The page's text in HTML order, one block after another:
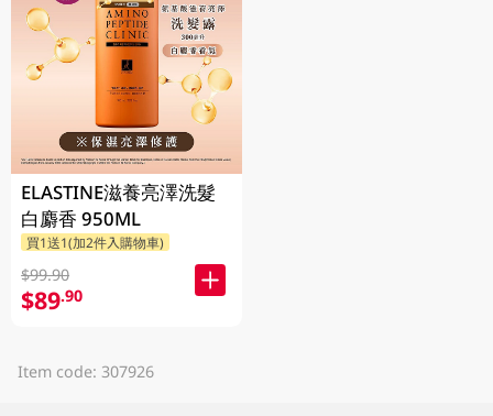
ELASTINE滋養亮澤洗髮
白麝香 950ML
買1送1(加2件入購物車)
$99.90
$89.90
Item code: 307926